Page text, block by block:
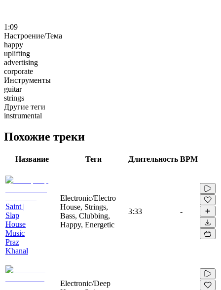
1:09
Настроение/Тема
happy
uplifting
advertising
corporate
Инструменты
guitar
strings
Другие теги
instrumental
Похожие треки
Название Теги Длительность BPM
Saint |
Slap
House
Music
Praz
Khanal
Electronic/Electro
House, Strings,
Bass, Clubbing,
Happy, Energetic
3:33 -
Electronic/Deep